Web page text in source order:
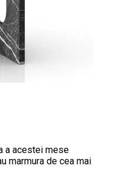
a acestei mese
marmura de cea mai